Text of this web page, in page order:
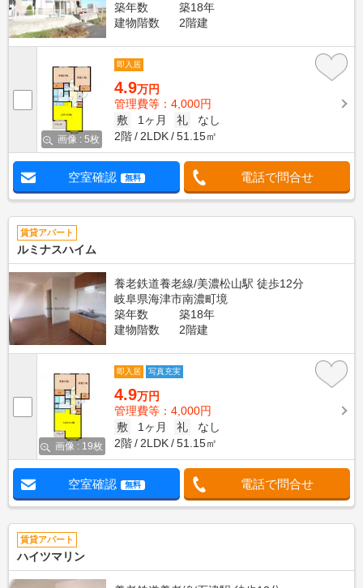
築年数
築18年
建物階数
2階建
画像 : 5枚
即入居
4.9万円
管理費等：4,000円
敷
1ヶ月 礼
なし
2階
2LDK 51.15㎡
空室確認 無料 電話で問合せ
賃貸アパート
ルミナスハイム
養老鉄道養老線/美濃松山駅 徒歩12分
岐阜県海津市南濃町境
築年数
築18年
建物階数
2階建
画像 : 19枚
即入居 写真充実
4.9万円
管理費等：4,000円
敷
1ヶ月 礼
なし
2階
2LDK 51.15㎡
空室確認 無料 電話で問合せ
賃貸アパート
ハイツマリン